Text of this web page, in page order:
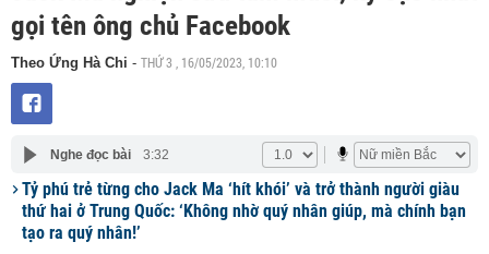
gọi tên ông chủ Facebook
Theo Ứng Hà Chi - THỨ 3 , 16/05/2023, 10:10
Nghe đọc bài 3:32
Tỷ phú trẻ từng cho Jack Ma ‘hít khói’ và trở thành người giàu
thứ hai ở Trung Quốc: ‘Không nhờ quý nhân giúp, mà chính bạn
tạo ra quý nhân!’